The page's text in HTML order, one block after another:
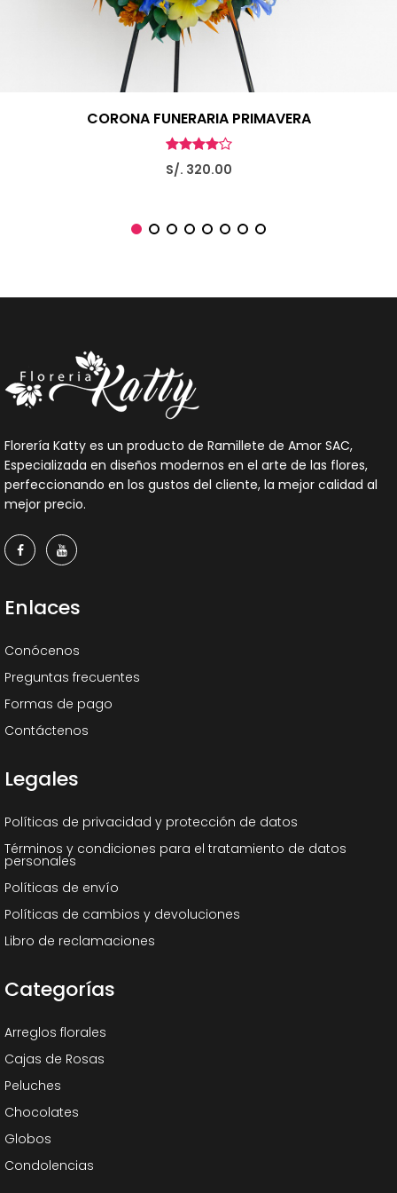
CORONA FUNERARIA PRIMAVERA
S/. 320.00
Florería Katty es un producto de Ramillete de Amor SAC,
Especializada en diseños modernos en el arte de las flores,
perfeccionando en los gustos del cliente, la mejor calidad al
mejor precio.
Enlaces
Conócenos
Preguntas frecuentes
Formas de pago
Contáctenos
Legales
Políticas de privacidad y protección de datos
Términos y condiciones para el tratamiento de datos
personales
Políticas de envío
Políticas de cambios y devoluciones
Libro de reclamaciones
Categorías
Arreglos florales
Cajas de Rosas
Peluches
Chocolates
Globos
Condolencias